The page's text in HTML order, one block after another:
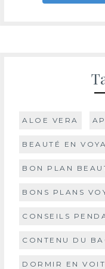
ALOE VERA
BEAUTÉ EN
BON PLAN
BONS PLANS
CONSEILS
CONTENU DU
DORMIR EN